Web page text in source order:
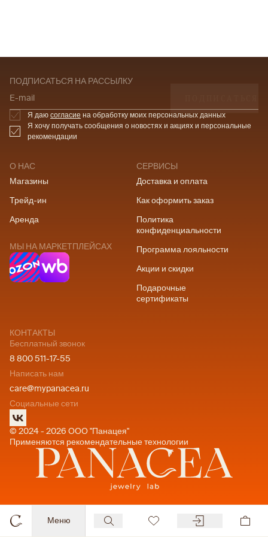
Меню
О НАС
Магазины
Трейд-ин
Аренда
МЫ НА МАРКЕТПЛЕЙСАХ
СЕРВИСЫ
Доставка и оплата
Как оформить заказ
Политика
конфиденциальности
Программа лояльности
Акции и скидки
Подарочные
сертификаты
КОНТАКТЫ
Бесплатный звонок
8 800 511-17-55
Написать нам
care@mypanacea.ru
Социальные сети
© 2024 - 2026 ООО "Панацея"
Применяются рекомендательные технологии
ПОДПИСАТЬСЯ НА РАССЫЛКУ
E-mail
Я даю согласие на обработку моих персональных данных
Я хочу получать сообщения о новостях и акциях и персональные
рекомендации